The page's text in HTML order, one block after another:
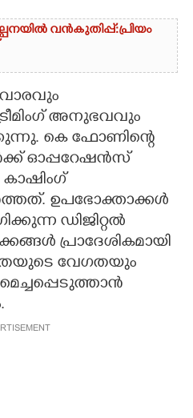
വൻകുതിപ്പ്: ​പ്രി​യം
അനുഭവവും
കെ ഫോണിന്റെ
ഓപ്പറേഷൻസ്
ഉപഭോക്താക്കൾ
ഡിജിറ്റൽ
പ്രാദേശികമായി
വേഗതയും